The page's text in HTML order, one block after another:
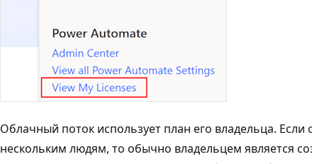
Облачный поток использует план его владельца.
нескольким людям, то обычно владельцем является